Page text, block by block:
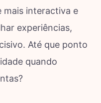
mais interactiva e
experiências,
Até que ponto
quando